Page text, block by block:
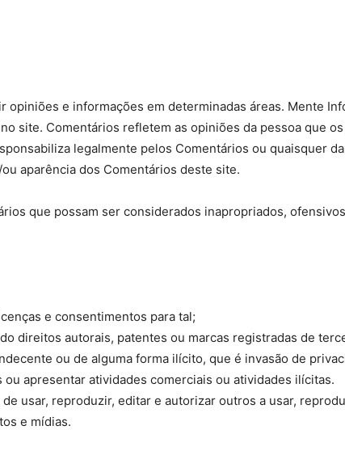
e informações em determinadas áreas. Mente
site. Comentários refletem as opiniões da pessoa que
legalmente pelos Comentários ou quaisquer
aparência dos Comentários deste site.
que possam ser considerados inapropriados,
e consentimentos para tal;
direitos autorais, patentes ou marcas registradas de
ou de alguma forma ilícito, que é invasão de
apresentar atividades comerciais ou atividades ilícitas.
usar, reproduzir, editar e autorizar outros a usar,
e mídias.